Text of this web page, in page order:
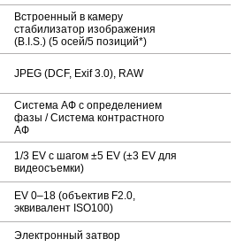
Встроенный в камеру
стабилизатор изображения
(B.I.S.) (5 осей/5 позиций*)
JPEG (DCF, Exif 3.0), RAW
Система АФ с определением
фазы / Система контрастного
АФ
1/3 ЕV с шагом ±5 ЕV (±3 ЕV для
видеосъемки)
EV 0–18 (объектив F2.0,
эквивалент ISO100)
Электронный затвор